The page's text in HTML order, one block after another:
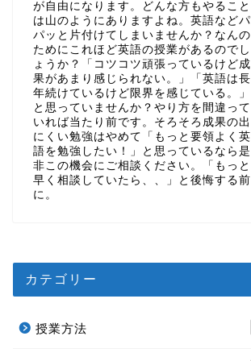
が自由になります。どんな方もやること
は山のようにありますよね。英語などパ
パッと片付けてしまいませんか？なんの
ためにこれほど英語の授業があるのでし
ょうか？「コツコツ頑張っているけど成
果があまり感じられない。」「英語は長
年続けているけど限界を感じている。」
と思っていませんか？やり方を間違って
いれば当たり前です。そろそろ成果の出
にくい勉強はやめて「もっと要領よく英
語を勉強したい！」と思っているなら是
非この機会にご相談ください。「もっと
早く相談していたら、、」と後悔する前
に。
カテゴリー
授業方法